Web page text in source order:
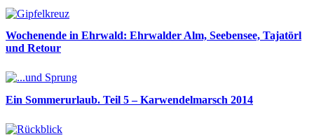
Wochenende in Ehrwald: Ehrwalder Alm, Seebensee, Tajatörl
und Retour
Ein Sommerurlaub. Teil 5 – Karwendelmarsch 2014